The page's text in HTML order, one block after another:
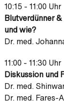
10:15 - 11:00 Uhr
Blutverdünner
und wie?
Dr. med.
11:00 - 11:30 Uhr
Diskussion und
Dr. med.
Dr. med. Fares-